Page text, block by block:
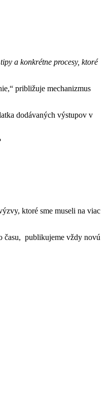
a konkrétne procesy, ktoré
približuje mechanizmus
dodávaných výstupov v
ktoré sme museli na viac
času, publikujeme vždy novú